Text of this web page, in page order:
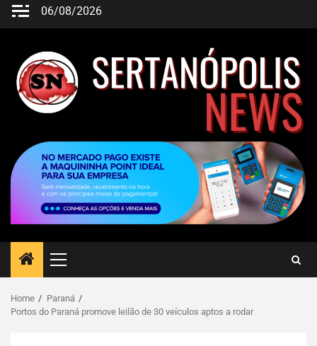
06/08/2026
Home
Paraná
Portos do Paraná promove leilão de 30 veículos aptos a rodar